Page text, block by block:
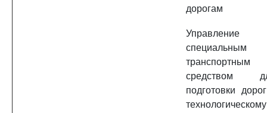
дорогам
Управление
специальным
транспортным
средством
подготовки
технологическому